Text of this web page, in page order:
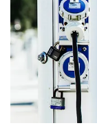
GARO
Nyheter
Hållbarhet
certifikat